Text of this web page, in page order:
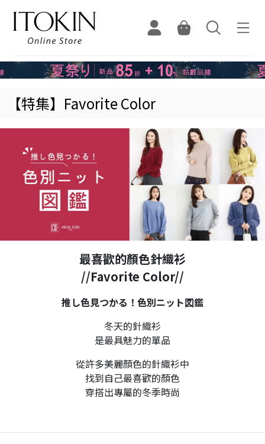
【特集】Favorite Color
最喜歡的顏色針織衫
//Favorite Color//
推し色見つかる！色別ニット図鑑
冬天的針織衫
是最具魅力的單品
從許多美麗顏色的針織衫中
找到自己最喜歡的顏色
穿搭出專屬的冬季時尚